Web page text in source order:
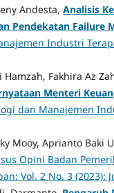
Andesta, Analisis
Pendekatan Failure
Industri
Fakhira Az
Menteri
dan Manajemen
Mooy, Aprianto Baki
Opini Badan
Vol. 2 No. 3